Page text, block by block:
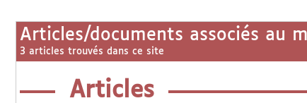
Articles/documents associés au
3 articles trouvés dans ce site
Articles